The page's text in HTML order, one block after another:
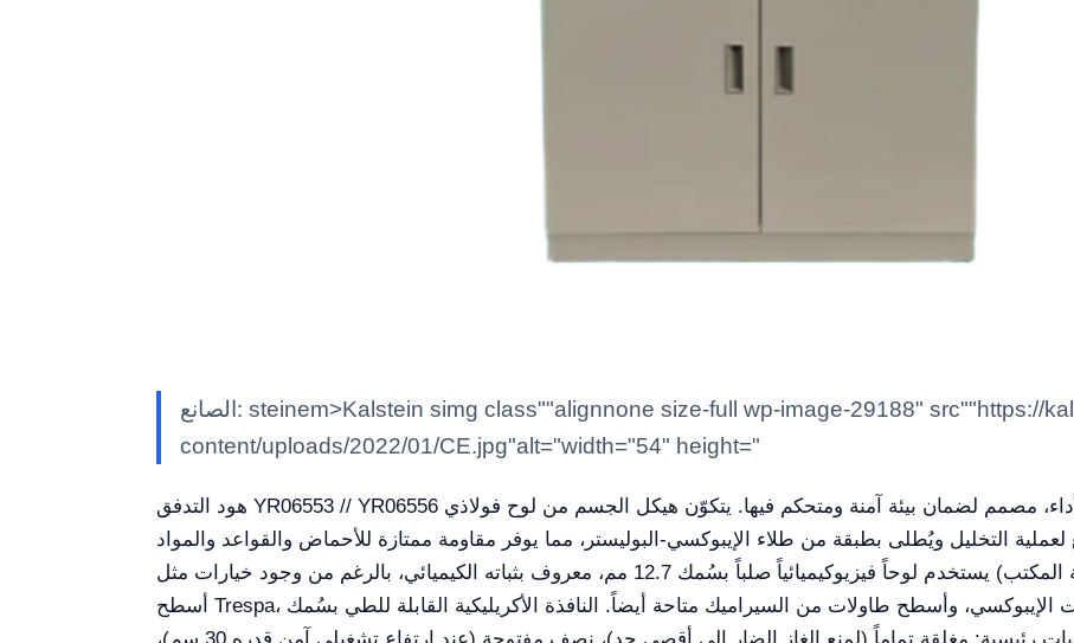
الصانع: steinem>Kalstein simg class""alignnone size-full wp-image-29188" src""https://kalstein.net/en/wp-
content/uploads/2022/01/CE.jpg"alt="width="54" height="
هود التدفق YR06553 // YR06556 هو حل متقدم يُقدم كحل مخبري عالي الأداء، مصمم لضمان بيئة آمنة ومتحكم فيها. يتكوّن هيكل الجسم من لوح فولاذي
بسُمك 1.0 مم، يخضع لعملية التخليل ويُطلى بطبقة من طلاء الإيبوكسي-البوليستر، مما يوفر مقاومة ممتازة للأحماض والقواعد والمواد
الكيميائية العدوانية. سطح العمل (لوحة المكتب) يستخدم لوحاً فيزيوكيميائياً صلباً بسُمك 12.7 مم، معروف بثباته الكيميائي، بالرغم من وجود خيارات مثل